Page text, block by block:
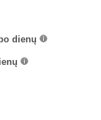
dienų